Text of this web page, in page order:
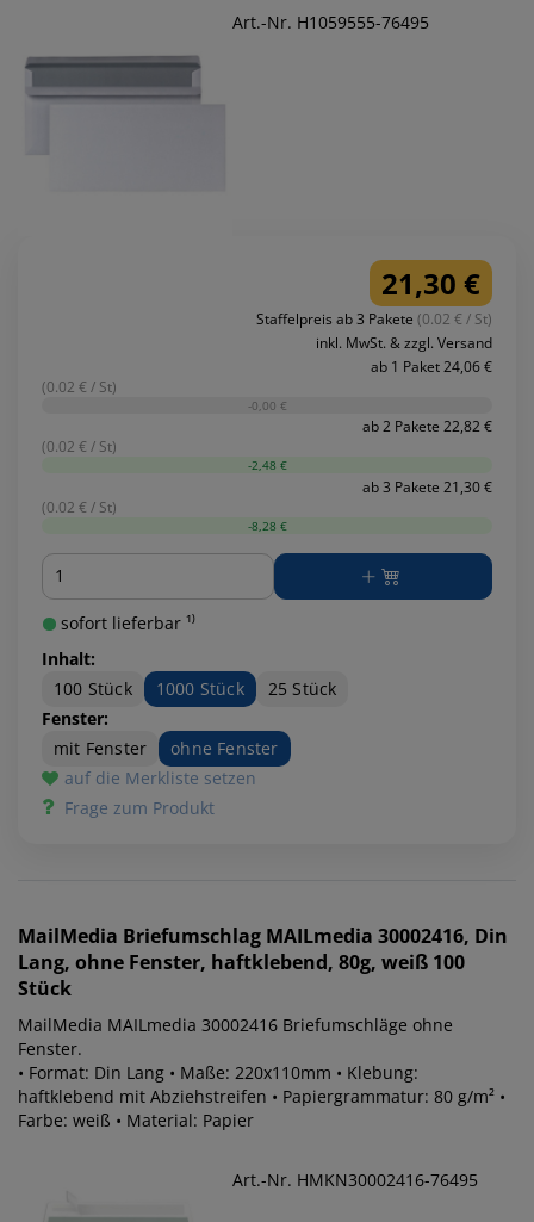
Art.-Nr. H1059555-76495
21,30 €
Staffelpreis ab 3 Pakete (0.02 € / St)
inkl. MwSt. & zzgl. Versand
ab 1 Paket 24,06 €
(0.02 € / St)
-0,00 €
ab 2 Pakete 22,82 €
(0.02 € / St)
-2,48 €
ab 3 Pakete 21,30 €
(0.02 € / St)
-8,28 €
Menge
sofort lieferbar ¹⁾
Inhalt:
100 Stück
1000 Stück
25 Stück
Fenster:
mit Fenster
ohne Fenster
auf die Merkliste setzen
Frage zum Produkt
MailMedia Briefumschlag MAILmedia 30002416, Din
Lang, ohne Fenster, haftklebend, 80g, weiß 100
Stück
MailMedia MAILmedia 30002416 Briefumschläge ohne
Fenster.
• Format: Din Lang • Maße: 220x110mm • Klebung:
haftklebend mit Abziehstreifen • Papiergrammatur: 80 g/m² •
Farbe: weiß • Material: Papier
Art.-Nr. HMKN30002416-76495